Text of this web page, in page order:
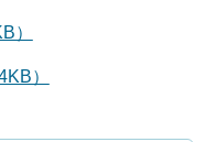
）
）